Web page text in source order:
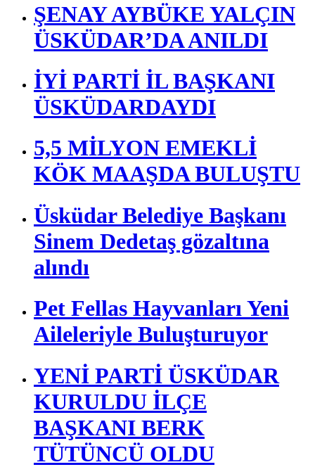
ŞENAY AYBÜKE YALÇIN
ÜSKÜDAR’DA ANILDI
İYİ PARTİ İL BAŞKANI
ÜSKÜDARDAYDI
5,5 MİLYON EMEKLİ
KÖK MAAŞDA BULUŞTU
Üsküdar Belediye Başkanı
Sinem Dedetaş gözaltına
alındı
Pet Fellas Hayvanları Yeni
Aileleriyle Buluşturuyor
YENİ PARTİ ÜSKÜDAR
KURULDU İLÇE
BAŞKANI BERK
TÜTÜNCÜ OLDU